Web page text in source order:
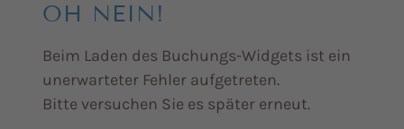
OH NEIN!
Beim Laden des Buchungs-Widgets ist ein
unerwarteter Fehler aufgetreten.
Bitte versuchen Sie es später erneut.